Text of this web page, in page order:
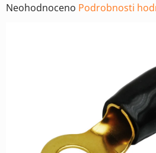
Průměrné
Neohodnoceno Podrobnosti